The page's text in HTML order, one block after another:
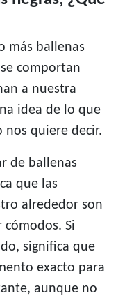
más ballenas
comportan
a nuestra
idea de lo que
quiere decir.
de ballenas
que las
alrededor son
cómodos. Si
significa que
exacto para
aunque no